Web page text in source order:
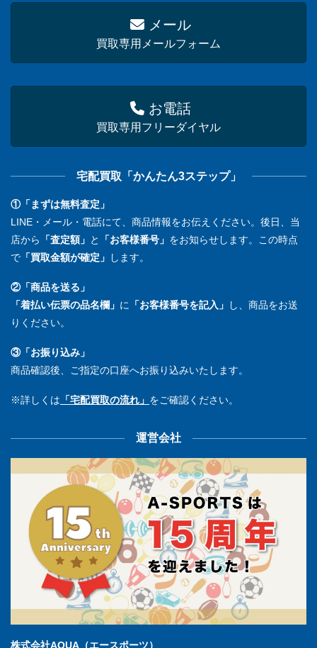
メール
買取専用メールフォーム
お電話
買取専用フリーダイヤル
宅配買取「かんたん3ステップ」
①「まずは無料査定」
LINE・メール・電話にて、商品情報をお伝えください。後日、当
店から
「査定額」 と 「お客様番号」 をお知らせします。この時点
で 「買取金額が確定」 します。
②「商品を送る」
「着払い伝票の品名欄」 に 「お客様番号を記入」
し、商品をお送
りください。
③「お振り込み」
商品確認後、ご指定の口座へお振り込みいたします。
※詳しくは 「宅配買取の流れ」 をご確認ください。
運営会社
株式会社AQUA（エースポーツ）